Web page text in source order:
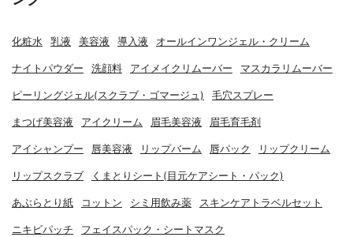
化粧水 乳液 美容液 導入液 オールインワンジェル・クリーム
ナイトパウダー 洗顔料 アイメイクリムーバー マスカラリムーバー
ピーリングジェル(スクラブ・ゴマージュ) 毛穴スプレー
まつげ美容液 アイクリーム 眉毛美容液 眉毛育毛剤
アイシャンプー 唇美容液 リップバーム 唇パック リップクリーム
リップスクラブ くまとりシート(目元ケアシート・パック)
あぶらとり紙 コットン シミ用飲み薬 スキンケアトラベルセット
ニキビパッチ フェイスパック・シートマスク